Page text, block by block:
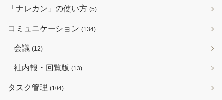
「ナレカン」の使い方 (5)
コミュニケーション (134)
会議 (12)
社内報・回覧版 (13)
タスク管理 (104)